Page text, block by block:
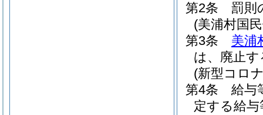
第2条
罰則
(美浦村国
第3条
美浦
は、廃止す
(新型コロ
第4条
給与
定する給